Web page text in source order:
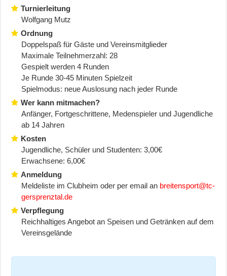
Turnierleitung
Wolfgang Mutz
Ordnung
Doppelspaß für Gäste und Vereinsmitglieder
Maximale Teilnehmerzahl: 28
Gespielt werden 4 Runden
Je Runde 30-45 Minuten Spielzeit
Spielmodus: neue Auslosung nach jeder Runde
Wer kann mitmachen?
Anfänger, Fortgeschrittene, Medenspieler und Jugendliche
ab 14 Jahren
Kosten
Jugendliche, Schüler und Studenten: 3,00€
Erwachsene: 6,00€
Anmeldung
Meldeliste im Clubheim oder per email an breitensport@tc-
gersprenztal.de
Verpflegung
Reichhaltiges Angebot an Speisen und Getränken auf dem
Vereinsgelände